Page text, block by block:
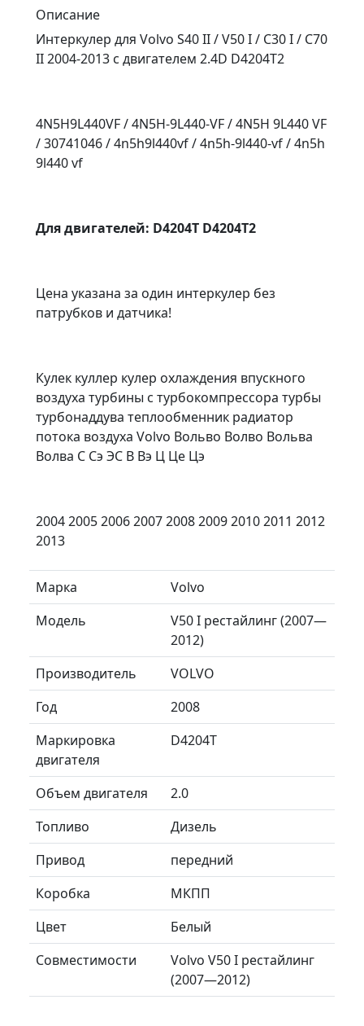
Описание
Интеркулер для Volvo S40 II / V50 I / C30 I / C70
II 2004-2013 с двигателем 2.4D D4204T2
4N5H9L440VF / 4N5H-9L440-VF / 4N5H 9L440 VF
/ 30741046 / 4n5h9l440vf / 4n5h-9l440-vf / 4n5h
9l440 vf
Для двигателей: D4204T D4204T2
Цена указана за один интеркулер без
патрубков и датчика!
Кулек куллер кулер охлаждения впускного
воздуха турбины с турбокомпрессора турбы
турбонаддува теплообменник радиатор
потока воздуха Volvo Вольво Волво Вольва
Волва С Сэ ЭС В Вэ Ц Це Цэ
2004 2005 2006 2007 2008 2009 2010 2011 2012
2013
Марка
Volvo
Модель
V50 I рестайлинг (2007—
2012)
Производитель
VOLVO
Год
2008
Маркировка
двигателя
D4204T
Объем двигателя
2.0
Топливо
Дизель
Привод
передний
Коробка
МКПП
Цвет
Белый
Совместимости
Volvo V50 I рестайлинг
(2007—2012)